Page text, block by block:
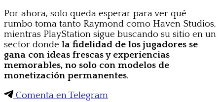
Por ahora, solo queda esperar para ver qué
rumbo toma tanto Raymond como Haven Studios,
mientras PlayStation sigue buscando su sitio en un
sector donde la fidelidad de los jugadores se
gana con ideas frescas y experiencias
memorables, no solo con modelos de
monetización permanentes.
Comenta en Telegram